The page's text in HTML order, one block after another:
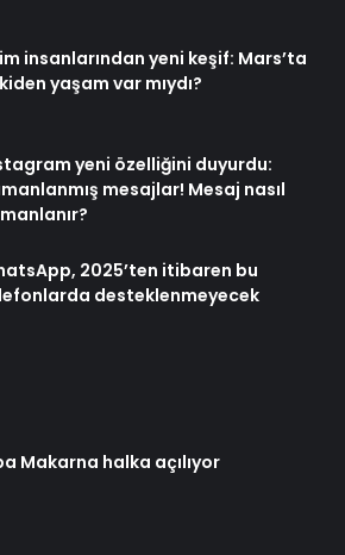
insanlarından yeni keşif: Mars’ta
yaşam var mıydı?
yeni özelliğini duyurdu:
mesajlar! Mesaj nasıl
2025’ten itibaren bu
desteklenmeyecek
Makarna halka açılıyor